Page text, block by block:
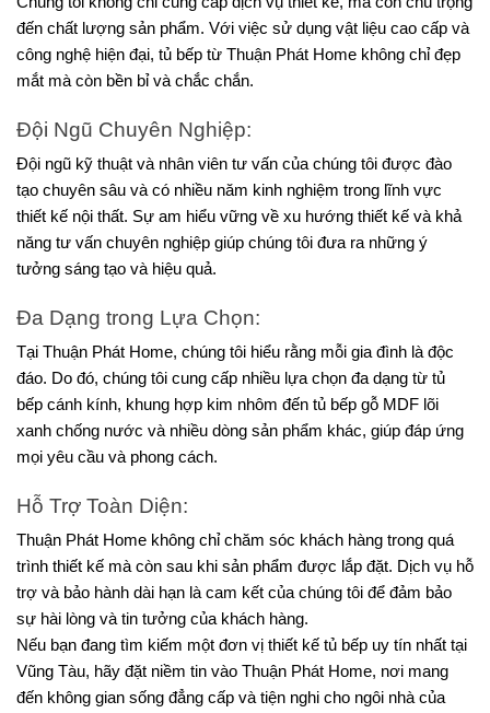
đến chất lượng sản phẩm. Với việc sử dụng vật liệu cao cấp và
công nghệ hiện đại, tủ bếp từ Thuận Phát Home không chỉ đẹp
mắt mà còn bền bỉ và chắc chắn.
Đội Ngũ Chuyên Nghiệp:
Đội ngũ kỹ thuật và nhân viên tư vấn của chúng tôi được đào
tạo chuyên sâu và có nhiều năm kinh nghiệm trong lĩnh vực
thiết kế nội thất. Sự am hiểu vững về xu hướng thiết kế và khả
năng tư vấn chuyên nghiệp giúp chúng tôi đưa ra những ý
tưởng sáng tạo và hiệu quả.
Đa Dạng trong Lựa Chọn:
Tại Thuận Phát Home, chúng tôi hiểu rằng mỗi gia đình là độc
đáo. Do đó, chúng tôi cung cấp nhiều lựa chọn đa dạng từ tủ
bếp cánh kính, khung hợp kim nhôm đến tủ bếp gỗ MDF lõi
xanh chống nước và nhiều dòng sản phẩm khác, giúp đáp ứng
mọi yêu cầu và phong cách.
Hỗ Trợ Toàn Diện:
Thuận Phát Home không chỉ chăm sóc khách hàng trong quá
trình thiết kế mà còn sau khi sản phẩm được lắp đặt. Dịch vụ hỗ
trợ và bảo hành dài hạn là cam kết của chúng tôi để đảm bảo
sự hài lòng và tin tưởng của khách hàng.
Nếu bạn đang tìm kiếm một đơn vị thiết kế tủ bếp uy tín nhất tại
Vũng Tàu, hãy đặt niềm tin vào Thuận Phát Home, nơi mang
đến không gian sống đẳng cấp và tiện nghi cho ngôi nhà của